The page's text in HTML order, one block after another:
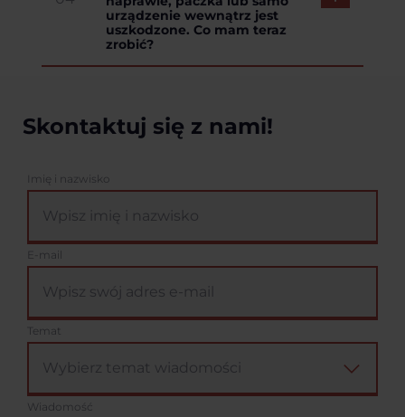
urządzenie wewnątrz jest
uszkodzone. Co mam teraz
zrobić?
Skontaktuj się z nami!
Imię i nazwisko
E-mail
Temat
Wiadomość